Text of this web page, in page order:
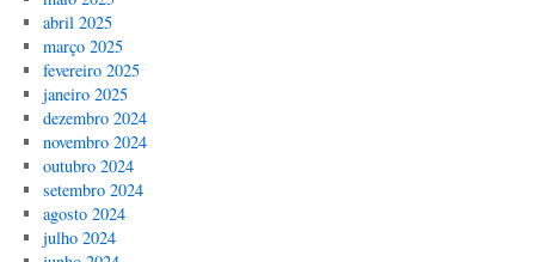
abril 2025
março 2025
fevereiro 2025
janeiro 2025
dezembro 2024
novembro 2024
outubro 2024
setembro 2024
agosto 2024
julho 2024